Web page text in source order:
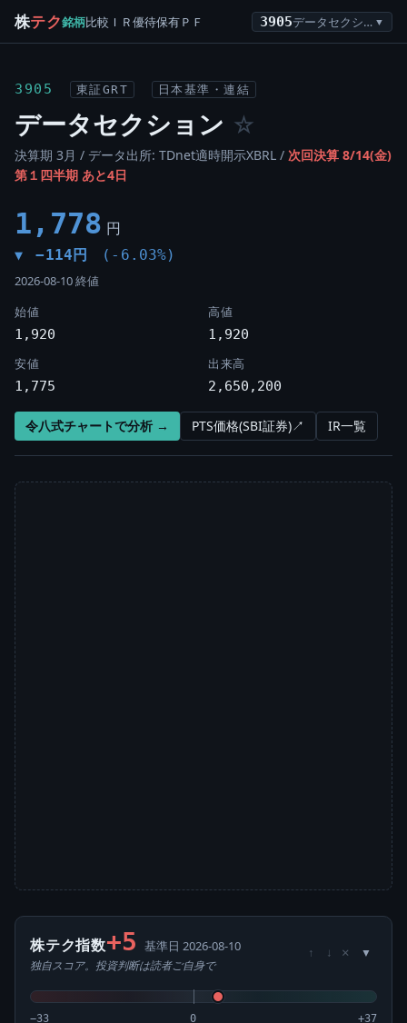
株テク銘柄比較 ＩＲ優待保有ＰＦ 3905 データセクション ▼
3905 東証GRT 日本基準・連結
データセクション ☆
決算期 3月 / データ出所: TDnet適時開示XBRL / 次回決算 8/14(金)
第１四半期 あと4日
1,778 円
▼ −114円 (-6.03%)
2026-08-10 終値
始値
1,920
高値
1,920
安値
1,775
出来高
2,650,200
令八式チャートで分析 → PTS価格(SBI証券)↗ IR一覧
株テク指数+5 基準日 2026-08-10
独自スコア。投資判断は読者ご自身で
↑ ↓ ×
−33 0 +37